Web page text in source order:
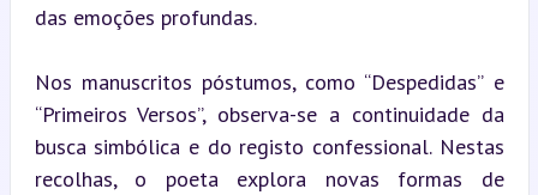
das emoções profundas.
Nos manuscritos póstumos, como “Despedidas” e
“Primeiros Versos”, observa-se a continuidade da
busca simbólica e do registo confessional. Nestas
recolhas, o poeta explora novas formas de